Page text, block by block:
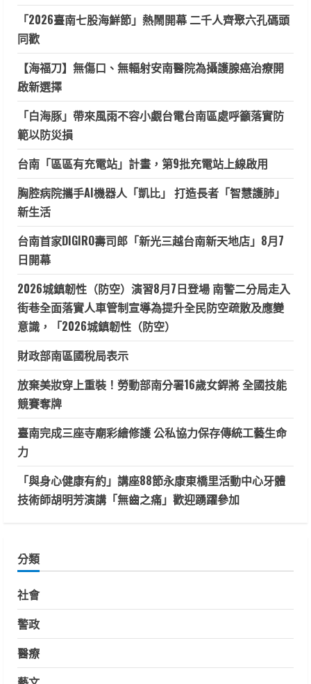
「2026臺南七股海鮮節」熱鬧開幕 二千人齊聚六孔碼頭
同歡
【海福刀】無傷口、無輻射安南醫院為攝護腺癌治療開
啟新選擇
「白海豚」帶來風雨不容小覷台電台南區處呼籲落實防
範以防災損
台南「區區有充電站」計畫，第9批充電站上線啟用
胸腔病院攜手AI機器人「凱比」 打造長者「智慧護肺」
新生活
台南首家DIGIRO壽司郎「新光三越台南新天地店」8月7
日開幕
2026城鎮韌性（防空）演習8月7日登場 南警二分局走入
街巷全面落實人車管制宣導為提升全民防空疏散及應變
意識，「2026城鎮韌性（防空）
財政部南區國稅局表示
放棄美妝穿上重裝！勞動部南分署16歲女銲將 全國技能
競賽奪牌
臺南完成三座寺廟彩繪修護 公私協力保存傳統工藝生命
力
「與身心健康有約」講座88節永康東橋里活動中心牙體
技術師胡明芳演講「無齒之痛」歡迎踴躍參加
分類
社會
警政
醫療